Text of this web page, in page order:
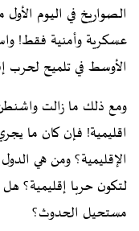
الصواريخ في اليوم
عسكرية وأمنية فقط!
الأوسط في تلميح لحرب
ومع ذلك ما زالت
اقليمية! فإن كان ما
الإقليمية؟ ومن هي
لتكون حربا إقليمية؟
مستحيل الحدوث؟